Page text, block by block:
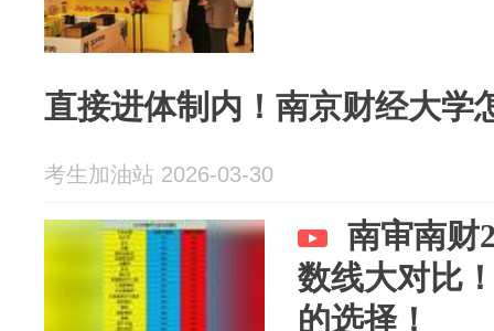
直接进体制内！南京财经大学
考生加油站 2026-03-30
南审南财
数线大对比
的选择！